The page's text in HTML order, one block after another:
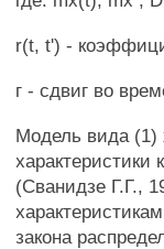
r(t, t') -
г - сдвиг во
Модель вида (1)
(Сванидзе Г.Г.,
закона